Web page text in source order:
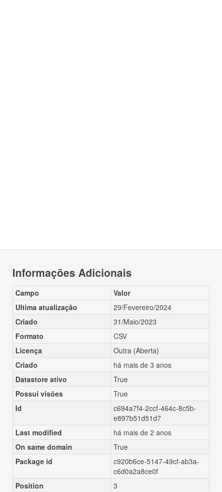
Informações Adicionais
Campo
Valor
Ultima atualização
29/Fevereiro/2024
Criado
31/Maio/2023
Formato
CSV
Licença
Outra (Aberta)
Criado
há mais de 3 anos
Datastore ativo
True
Possui visões
True
Id
c694a7f4-2ccf-464c-8c5b-
e897b51d51d7
Last modified
há mais de 2 anos
On same domain
True
Package id
c920b6ce-5147-49cf-ab3a-
c6d0a2a8ce0f
Position
3